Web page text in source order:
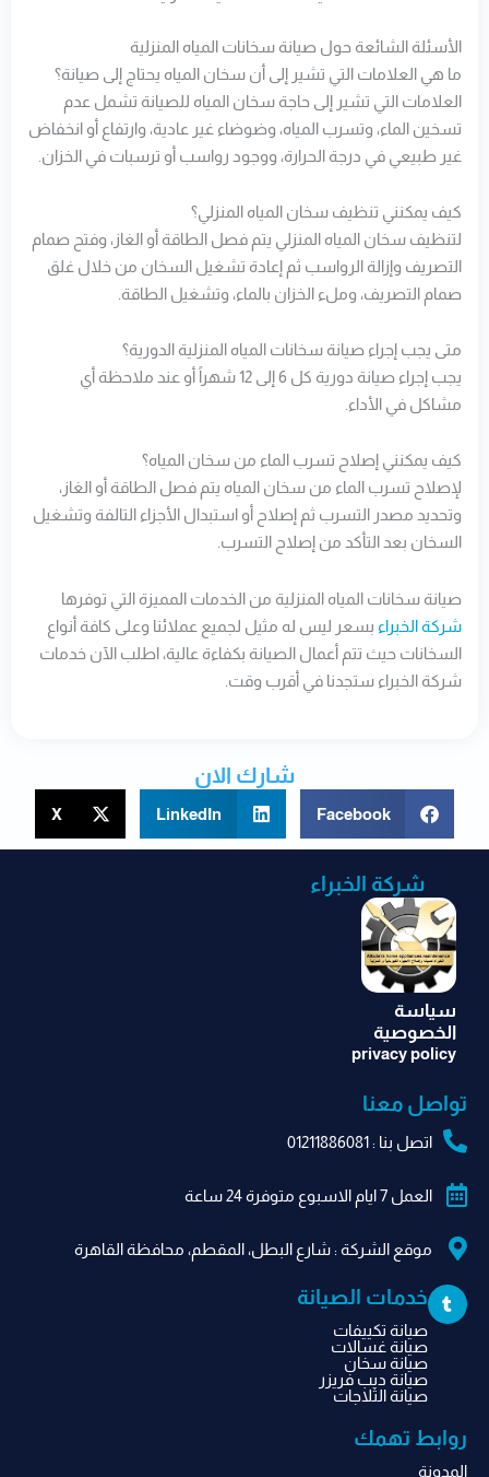
الأسئلة الشائعة حول صيانة سخانات المياه المنزلية
ما هي العلامات التي تشير إلى أن سخان المياه يحتاج إلى صيانة؟
العلامات التي تشير إلى حاجة سخان المياه للصيانة تشمل عدم
تسخين الماء، وتسرب المياه، وضوضاء غير عادية، وارتفاع أو انخفاض
غير طبيعي في درجة الحرارة، ووجود رواسب أو ترسبات في الخزان.
كيف يمكنني تنظيف سخان المياه المنزلي؟
لتنظيف سخان المياه المنزلي يتم فصل الطاقة أو الغاز، وفتح صمام
التصريف وإزالة الرواسب ثم إعادة تشغيل السخان من خلال غلق
صمام التصريف، وملء الخزان بالماء، وتشغيل الطاقة.
متى يجب إجراء صيانة سخانات المياه المنزلية الدورية؟
يجب إجراء صيانة دورية كل 6 إلى 12 شهراً أو عند ملاحظة أي
مشاكل في الأداء.
كيف يمكنني إصلاح تسرب الماء من سخان المياه؟
لإصلاح تسرب الماء من سخان المياه يتم فصل الطاقة أو الغاز،
وتحديد مصدر التسرب ثم إصلاح أو استبدال الأجزاء التالفة وتشغيل
السخان بعد التأكد من إصلاح التسرب.
صيانة سخانات المياه المنزلية من الخدمات المميزة التي توفرها
شركة الخبراء بسعر ليس له مثيل لجميع عملائنا وعلى كافة أنواع
السخانات حيث تتم أعمال الصيانة بكفاءة عالية، اطلب الآن خدمات
شركة الخبراء ستجدنا في أقرب وقت.
شارك الان
Facebook
LinkedIn
X
شركة الخبراء
سياسة
الخصوصية
privacy policy
تواصل معنا
اتصل بنا : 01211886081
العمل 7 ايام الاسبوع متوفرة 24 ساعة
موقع الشركة​ : شارع البطل، المقطم، محافظة القاهرة‬
T
u
m
خدمات الصيانة
صيانة تكييفات
صيانة غسالات
صيانة سخان
صيانة ديب فريزر
صيانة الثلاجات
روابط تهمك
المدونة